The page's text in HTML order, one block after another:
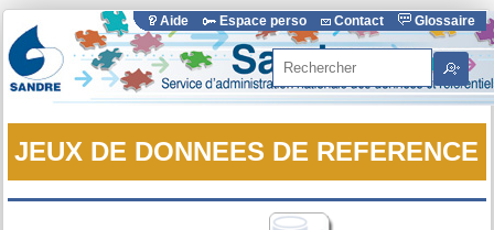
Aide Espace perso Contact Glossaire
Rechercher
JEUX DE DONNEES DE REFERENCE